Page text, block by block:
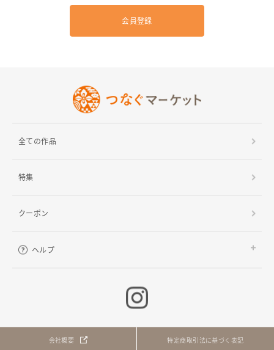
会員登録
全ての作品
特集
クーポン
ヘルプ
会社概要 特定商取引法に基づく表記